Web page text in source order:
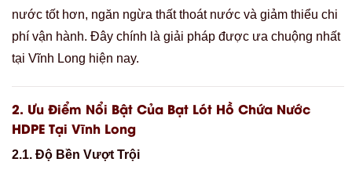
nước tốt hơn, ngăn ngừa thất thoát nước và giảm thiểu chi
phí vận hành. Đây chính là giải pháp được ưa chuộng nhất
tại Vĩnh Long hiện nay.
2. Ưu Điểm Nổi Bật Của Bạt Lót Hồ Chứa Nước
HDPE Tại Vĩnh Long
2.1. Độ Bền Vượt Trội